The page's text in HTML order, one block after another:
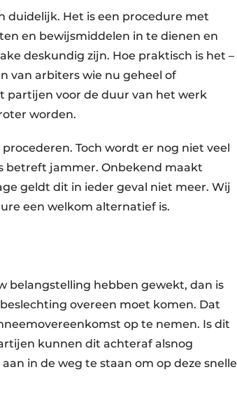
duidelijk. Het is een procedure met
en bewijsmiddelen in te dienen en
deskundig zijn. Hoe praktisch is het –
van arbiters wie nu geheel of
partijen voor de duur van het werk
worden.
Toch wordt er nog niet veel
betreft jammer. Onbekend maakt
geldt dit in ieder geval niet meer. Wij
een welkom alternatief is.
belangstelling hebben gewekt, dan is
overeen moet komen. Dat
op te nemen. Is dit
kunnen dit achteraf alsnog
in de weg te staan om op deze snelle